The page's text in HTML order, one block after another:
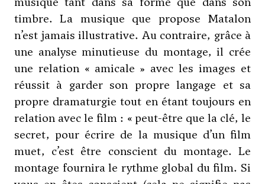
timbre. La musique que propose Matalon
n’est jamais illustrative. Au contraire, grâce à
une analyse minutieuse du montage, il crée
une relation « amicale » avec les images et
réussit à garder son propre langage et sa
propre dramaturgie tout en étant toujours en
relation avec le film : « peut-être que la clé, le
secret, pour écrire de la musique d’un film
muet, c’est être conscient du montage. Le
montage fournira le rythme global du film. Si